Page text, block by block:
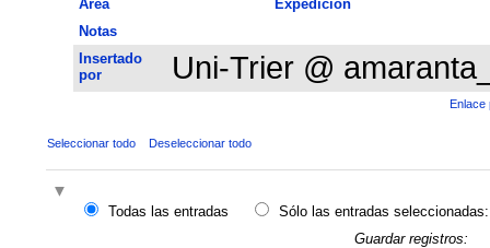
Área
Expedición
Notas
Insertado
por
Uni-Trier @
Enlace
Seleccionar todo Deseleccionar todo
Todas las entradas
Sólo las entradas seleccionadas:
Guardar registros: